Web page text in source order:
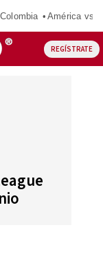
América vs
REGÍSTRATE